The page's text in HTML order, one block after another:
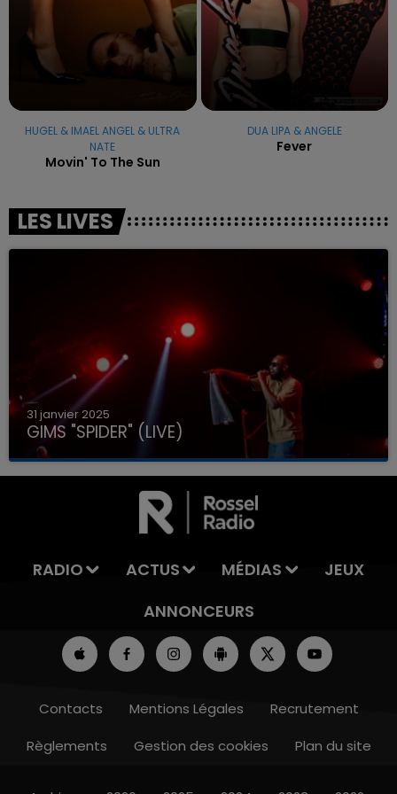
HUGEL & IMAEL ANGEL & ULTRA
NATE
Movin' To The Sun
DUA LIPA & ANGELE
Fever
LES LIVES
31 janvier 2025
GIMS "SPIDER" (LIVE)
RADIO ACTUS MÉDIAS
JEUX
ANNONCEURS
Contacts Mentions Légales
Recrutement
Règlements
Gestion des cookies Plan du site